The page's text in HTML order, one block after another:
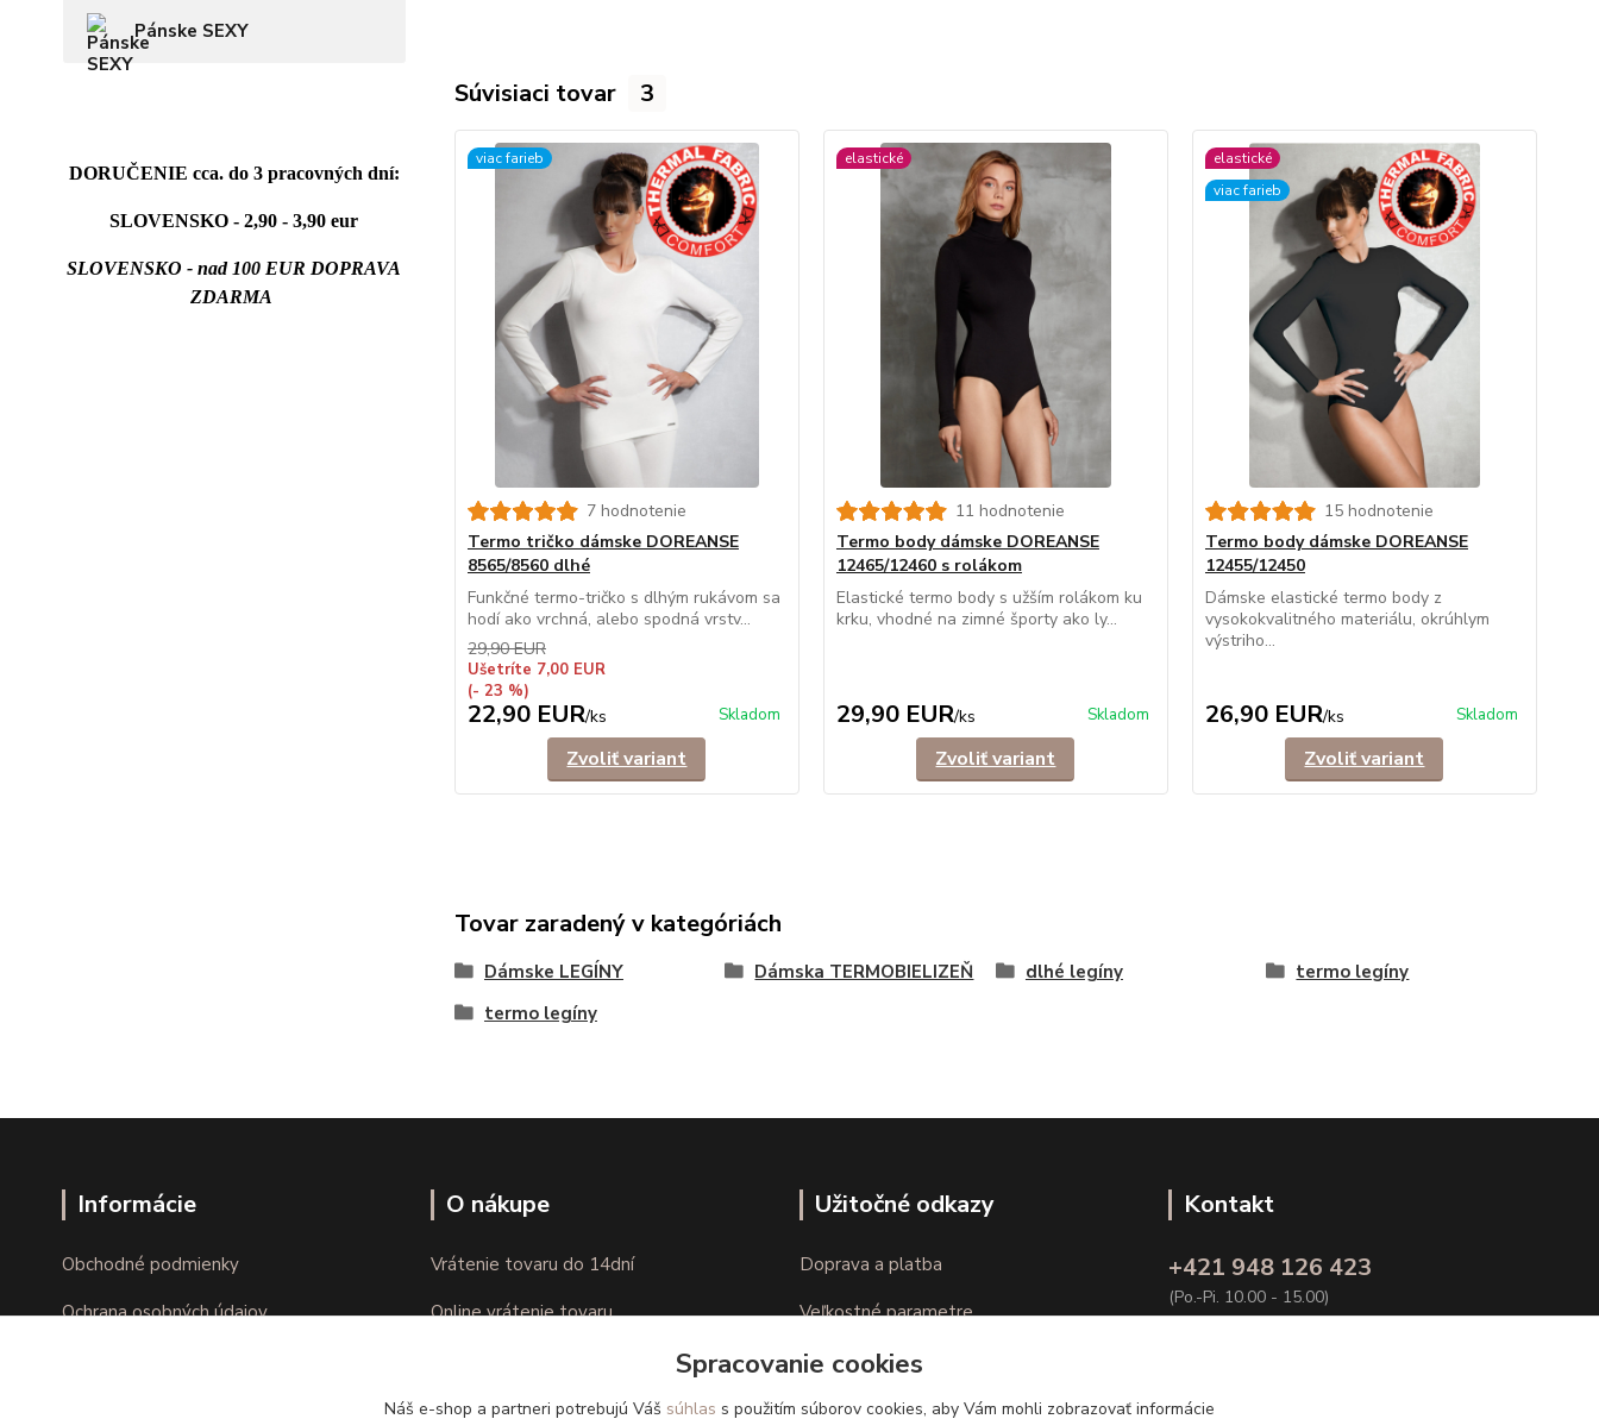
Pánske SEXY
DORUČENIE cca. do 3 pracovných dní:
SLOVENSKO - 2,90 - 3,90 eur
SLOVENSKO - nad 100 EUR DOPRAVA
ZDARMA
Súvisiaci tovar 3
viac farieb
7 hodnotenie
Termo tričko dámske DOREANSE
8565/8560 dlhé
Funkčné termo-tričko s dlhým rukávom sa
hodí ako vrchná, alebo spodná vrstv...
29,90 EUR
Ušetríte 7,00 EUR
(- 23 %)
22,90 EUR/ks Skladom
Zvoliť variant
elastické
11 hodnotenie
Termo body dámske DOREANSE
12465/12460 s rolákom
Elastické termo body s užším rolákom ku
krku, vhodné na zimné športy ako ly...
29,90 EUR/ks Skladom
Zvoliť variant
elastické
viac farieb
15 hodnotenie
Termo body dámske DOREANSE
12455/12450
Dámske elastické termo body z
vysokokvalitného materiálu, okrúhlym
výstriho...
26,90 EUR/ks Skladom
Zvoliť variant
Tovar zaradený v kategóriách
Dámske LEGÍNY Dámska TERMOBIELIZEŇ dlhé legíny
termo legíny
termo legíny
Informácie
Obchodné podmienky
Ochrana osobných údajov
O nákupe
Vrátenie tovaru do 14dní
Online vrátenie tovaru
Užitočné odkazy
Doprava a platba
Veľkostné parametre
Ako nakupovať
Kontakt
+421 948 126 423
(Po.-Pi. 10.00 - 15.00)
Spracovanie cookies
Náš e-shop a partneri potrebujú Váš súhlas s použitím súborov cookies, aby Vám mohli zobrazovať informácie